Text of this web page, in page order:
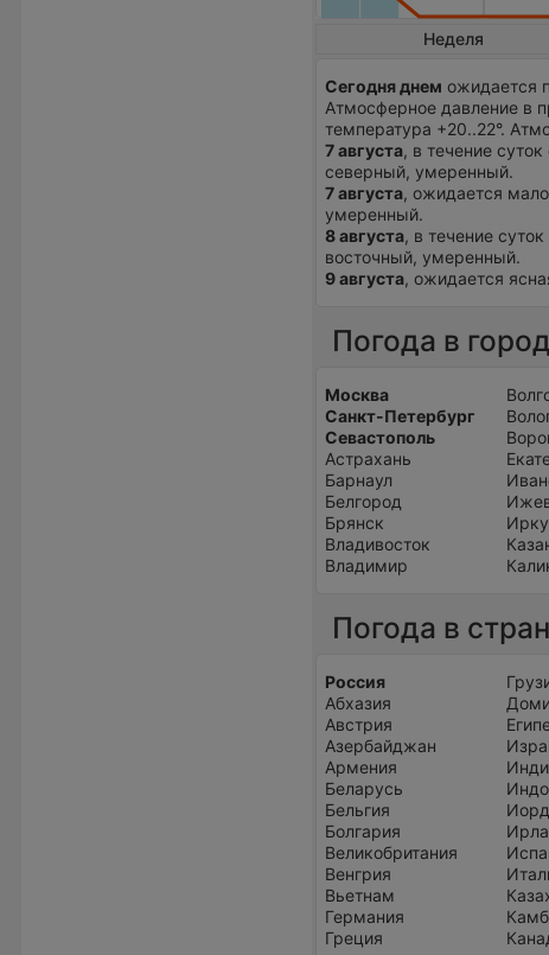
Неделя
Сегодня днем ожидается
Атмосферное давление в
температура +20..22°.
7 августа, в течение
северный, умеренный.
7 августа, ожидается
умеренный.
8 августа, в течение
восточный, умеренный.
9 августа, ожидается
Погода в
Москва
Санкт-Петербург
Севастополь
Астрахань
Барнаул
Белгород
Брянск
Владивосток
Владимир
Погода в
Россия
Абхазия
Австрия
Азербайджан
Армения
Беларусь
Бельгия
Болгария
Великобритания
Венгрия
Вьетнам
Германия
Греция